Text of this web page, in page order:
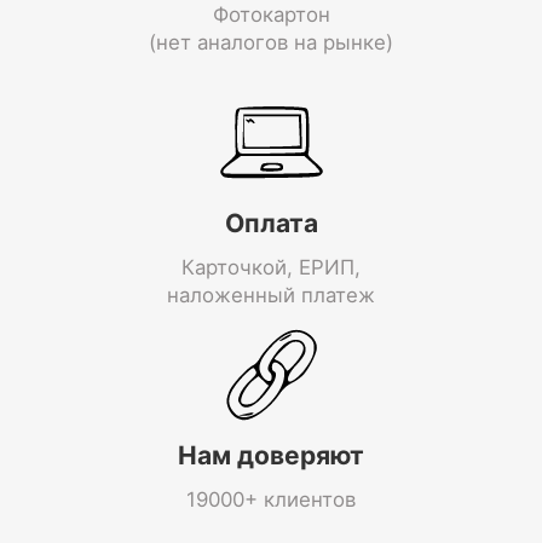
Фотокартон
(нет аналогов на рынке)
Оплата
Карточкой, ЕРИП,
наложенный платеж
Нам доверяют
19000+ клиентов